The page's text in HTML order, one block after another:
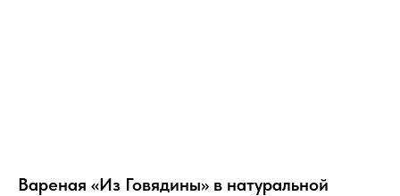
Вареная «Из Говядины» в натуральной